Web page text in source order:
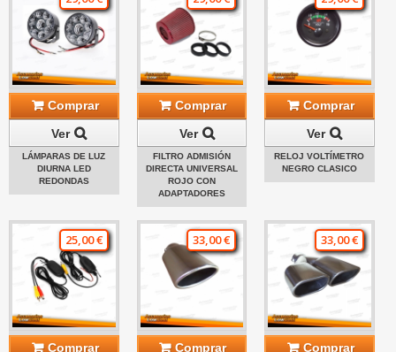
Comprar
Ver
LÁMPARAS DE LUZ
DIURNA LED
REDONDAS
Comprar
Ver
FILTRO ADMISIÓN
DIRECTA UNIVERSAL
ROJO CON
ADAPTADORES
Comprar
Ver
RELOJ VOLTÍMETRO
NEGRO CLASICO
25,00 €
Comprar
33,00 €
Comprar
33,00 €
Comprar